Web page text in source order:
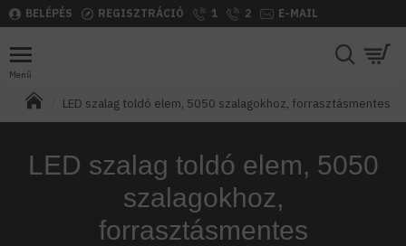
BELÉPÉS REGISZTRÁCIÓ 1 2 E-MAIL
LED szalag toldó elem, 5050 szalagokhoz, forrasztásmentes
LED szalag toldó elem, 5050
szalagokhoz,
forrasztásmentes